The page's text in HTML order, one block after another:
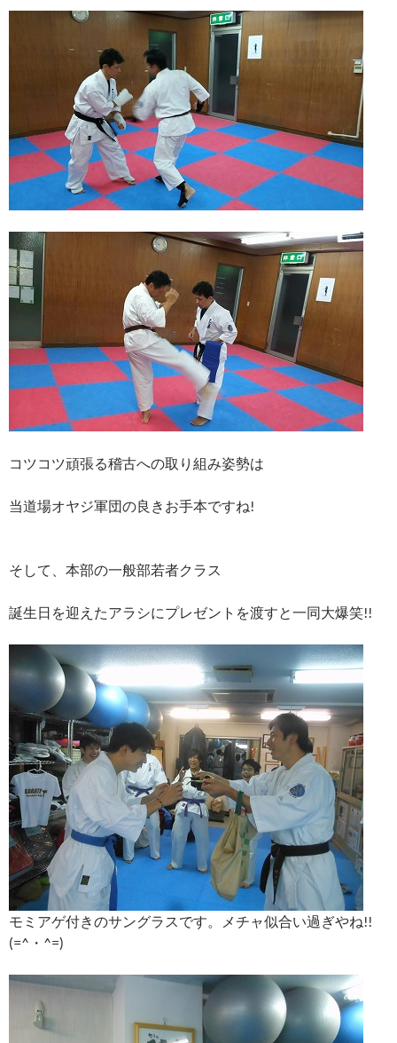
コツコツ頑張る稽古への取り組み姿勢は
当道場オヤジ軍団の良きお手本ですね!
そして、本部の一般部若者クラス
誕生日を迎えたアラシにプレゼントを渡すと一同大爆笑!!
モミアゲ付きのサングラスです。メチャ似合い過ぎやね!!
(=^・^=)